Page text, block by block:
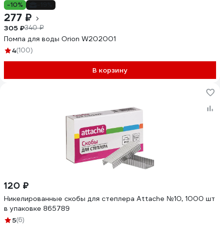
-10%
277 ₽
305 ₽340 ₽
Помпа для воды Orion W202001
4(100)
В корзину
120 ₽
Никелированные скобы для степлера Attache №10, 1000 шт
в упаковке 865789
5(6)